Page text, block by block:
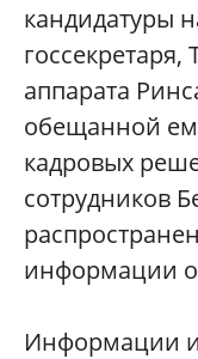
кандидатуры
аппарата
обещанной
кадровых
сотрудников
информации
Информации